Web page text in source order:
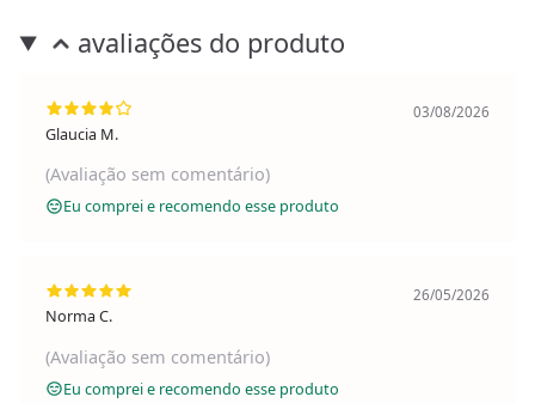
avaliações do produto
Glaucia M.
03/08/2026
(Avaliação sem comentário)
Eu comprei e recomendo esse produto
Norma C.
26/05/2026
(Avaliação sem comentário)
Eu comprei e recomendo esse produto